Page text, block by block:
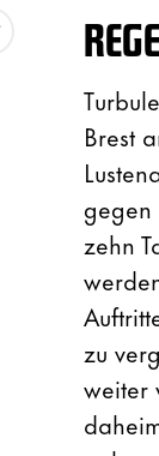
Brest
zehn
zu
weiter